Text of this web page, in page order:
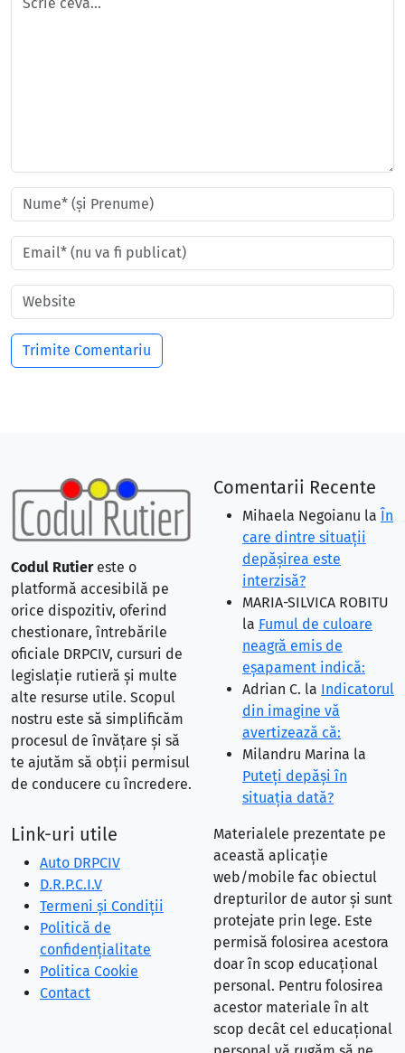
Codul Rutiereste o
platformă accesibilă pe
orice dispozitiv, oferind
chestionare, întrebările
oficiale DRPCIV, cursuri de
legislație rutieră și multe
alte resurse utile. Scopul
nostru este să simplificăm
procesul de învățare și să
te ajutăm să obții permisul
de conducere cu încredere.
Comentarii Recente
Mihaela Negoianu la În
care dintre situaţii
depăşirea este
interzisă?
MARIA-SILVICA ROBITU
la Fumul de culoare
neagră emis de
eşapament indică:
Adrian C. la Indicatorul
din imagine vă
avertizează că:
Milandru Marina la
Puteţi depăşi în
situaţia dată?
Link-uri utile
Auto DRPCIV
D.R.P.C.I.V
Termeni și Condiții
Politică de
confidențialitate
Politica Cookie
Contact
Materialele prezentate pe
această aplicație
web/mobile fac obiectul
drepturilor de autor și sunt
protejate prin lege. Este
permisă folosirea acestora
doar în scop educațional
personal. Pentru folosirea
acestor materiale în alt
scop decât cel educațional